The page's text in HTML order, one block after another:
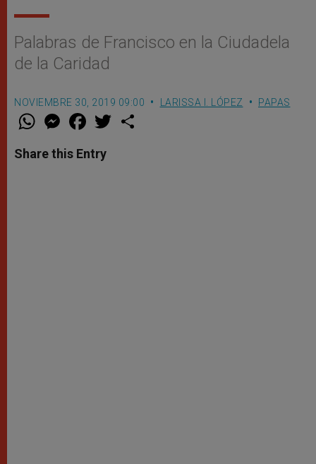
Palabras de Francisco en la Ciudadela
de la Caridad
NOVIEMBRE 30, 2019 09:00 LARISSA I. LÓPEZ PAPAS
W
t
s
M
e
s
e
F
a
e
b
w
Share this Entry